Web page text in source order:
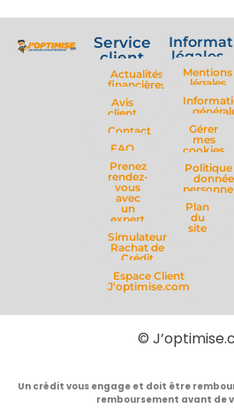
Service
client
Actualités
financières
Avis
client
Contact
FAQ
Prenez
rendez-
vous
avec
un
expert
Simulateur
Rachat de
Crédit
Espace Client
J'optimise.com
légales
Mentions
légales
Gérer
mes
cookies
Politique
Plan
du
site
©
Un crédit vous engage et doit être
remboursement avant de